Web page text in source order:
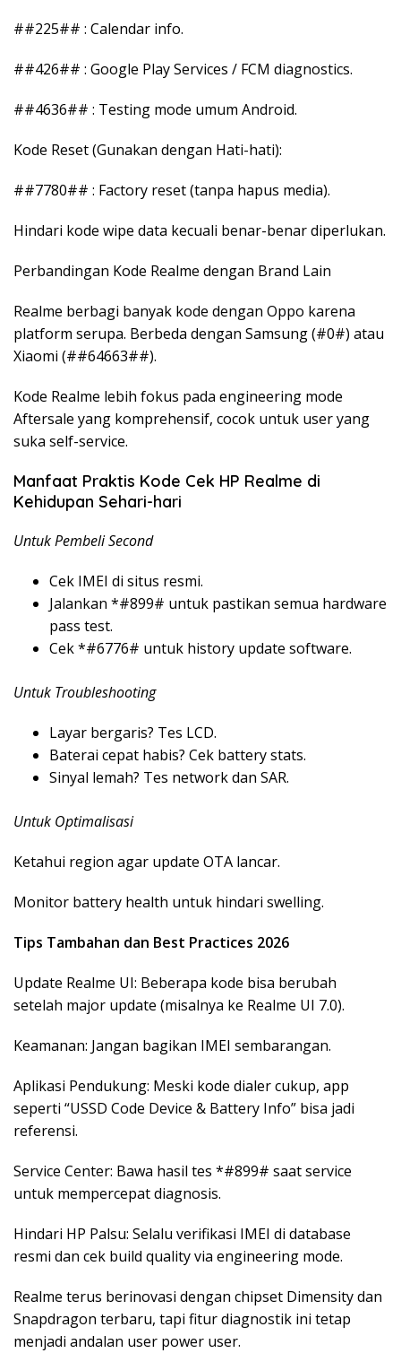
##225## : Calendar info.
##426## : Google Play Services / FCM diagnostics.
##4636## : Testing mode umum Android.
Kode Reset (Gunakan dengan Hati-hati):
##7780## : Factory reset (tanpa hapus media).
Hindari kode wipe data kecuali benar-benar diperlukan.
Perbandingan Kode Realme dengan Brand Lain
Realme berbagi banyak kode dengan Oppo karena
platform serupa. Berbeda dengan Samsung (#0#) atau
Xiaomi (##64663##).
Kode Realme lebih fokus pada engineering mode
Aftersale yang komprehensif, cocok untuk user yang
suka self-service.
Manfaat Praktis Kode Cek HP Realme di
Kehidupan Sehari-hari
Untuk Pembeli Second
Cek IMEI di situs resmi.
Jalankan *#899# untuk pastikan semua hardware
pass test.
Cek *#6776# untuk history update software.
Untuk Troubleshooting
Layar bergaris? Tes LCD.
Baterai cepat habis? Cek battery stats.
Sinyal lemah? Tes network dan SAR.
Untuk Optimalisasi
Ketahui region agar update OTA lancar.
Monitor battery health untuk hindari swelling.
Tips Tambahan dan Best Practices 2026
Update Realme UI: Beberapa kode bisa berubah
setelah major update (misalnya ke Realme UI 7.0).
Keamanan: Jangan bagikan IMEI sembarangan.
Aplikasi Pendukung: Meski kode dialer cukup, app
seperti “USSD Code Device & Battery Info” bisa jadi
referensi.
Service Center: Bawa hasil tes *#899# saat service
untuk mempercepat diagnosis.
Hindari HP Palsu: Selalu verifikasi IMEI di database
resmi dan cek build quality via engineering mode.
Realme terus berinovasi dengan chipset Dimensity dan
Snapdragon terbaru, tapi fitur diagnostik ini tetap
menjadi andalan user power user.